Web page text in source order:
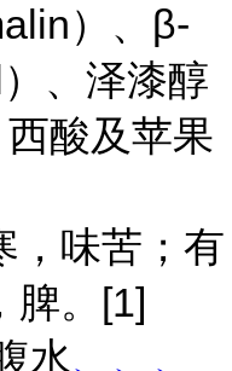
）、β-
、泽漆醇
西酸及苹果
，味苦；有
。 [1]
水、 、 、